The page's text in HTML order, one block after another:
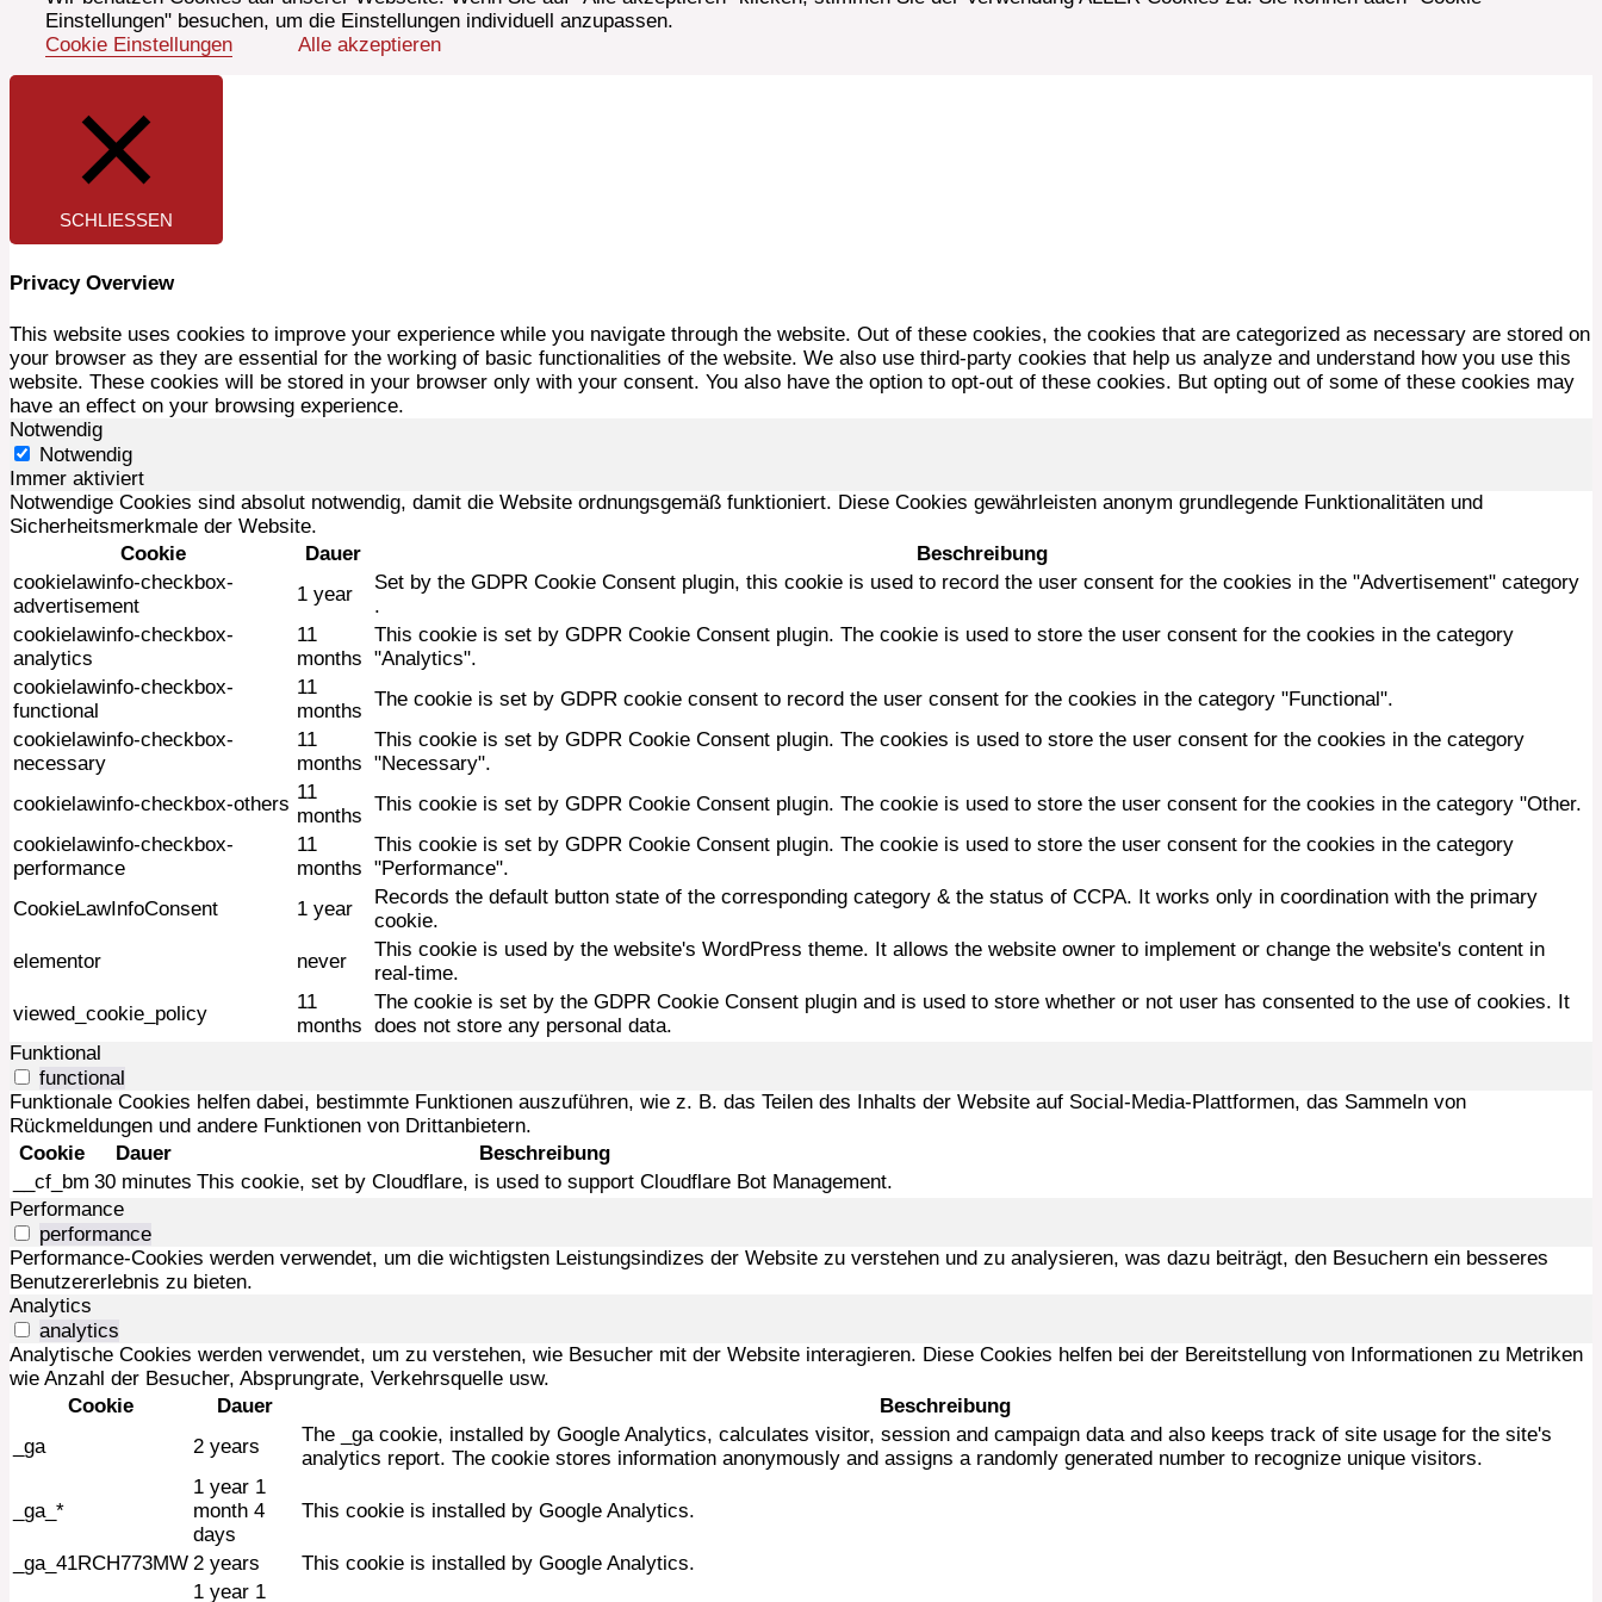
Einstellungen" besuchen, um die Einstellungen individuell anzupassen.
Cookie Einstellungen
Alle akzeptieren
SCHLIESSEN
Privacy Overview
This website uses cookies to improve your experience while you navigate through the website. Out of these cookies, the cookies that are categorized as necessary are stored on
your browser as they are essential for the working of basic functionalities of the website. We also use third-party cookies that help us analyze and understand how you use this
website. These cookies will be stored in your browser only with your consent. You also have the option to opt-out of these cookies. But opting out of some of these cookies may
have an effect on your browsing experience.
Notwendig
Notwendig
Immer aktiviert
Notwendige Cookies sind absolut notwendig, damit die Website ordnungsgemäß funktioniert. Diese Cookies gewährleisten anonym grundlegende Funktionalitäten und
Sicherheitsmerkmale der Website.
Cookie
Dauer
Beschreibung
cookielawinfo-checkbox-
advertisement
1 year
Set by the GDPR Cookie Consent plugin, this cookie is used to record the user consent for the cookies in the "Advertisement" category
.
cookielawinfo-checkbox-
analytics
11
months
This cookie is set by GDPR Cookie Consent plugin. The cookie is used to store the user consent for the cookies in the category
"Analytics".
cookielawinfo-checkbox-
functional
11
months
The cookie is set by GDPR cookie consent to record the user consent for the cookies in the category "Functional".
cookielawinfo-checkbox-
necessary
11
months
This cookie is set by GDPR Cookie Consent plugin. The cookies is used to store the user consent for the cookies in the category
"Necessary".
cookielawinfo-checkbox-others
11
months
This cookie is set by GDPR Cookie Consent plugin. The cookie is used to store the user consent for the cookies in the category "Other.
cookielawinfo-checkbox-
performance
11
months
This cookie is set by GDPR Cookie Consent plugin. The cookie is used to store the user consent for the cookies in the category
"Performance".
CookieLawInfoConsent
1 year
Records the default button state of the corresponding category & the status of CCPA. It works only in coordination with the primary
cookie.
elementor
never
This cookie is used by the website's WordPress theme. It allows the website owner to implement or change the website's content in
real-time.
viewed_cookie_policy
11
months
The cookie is set by the GDPR Cookie Consent plugin and is used to store whether or not user has consented to the use of cookies. It
does not store any personal data.
Funktional
functional
Funktionale Cookies helfen dabei, bestimmte Funktionen auszuführen, wie z. B. das Teilen des Inhalts der Website auf Social-Media-Plattformen, das Sammeln von
Rückmeldungen und andere Funktionen von Drittanbietern.
Cookie
Dauer
Beschreibung
__cf_bm 30 minutes This cookie, set by Cloudflare, is used to support Cloudflare Bot Management.
Performance
performance
Performance-Cookies werden verwendet, um die wichtigsten Leistungsindizes der Website zu verstehen und zu analysieren, was dazu beiträgt, den Besuchern ein besseres
Benutzererlebnis zu bieten.
Analytics
analytics
Analytische Cookies werden verwendet, um zu verstehen, wie Besucher mit der Website interagieren. Diese Cookies helfen bei der Bereitstellung von Informationen zu Metriken
wie Anzahl der Besucher, Absprungrate, Verkehrsquelle usw.
Cookie
Dauer
Beschreibung
_ga
2 years
The _ga cookie, installed by Google Analytics, calculates visitor, session and campaign data and also keeps track of site usage for the site's
analytics report. The cookie stores information anonymously and assigns a randomly generated number to recognize unique visitors.
_ga_*
1 year 1
month 4
days
This cookie is installed by Google Analytics.
_ga_41RCH773MW 2 years
This cookie is installed by Google Analytics.
1 year 1